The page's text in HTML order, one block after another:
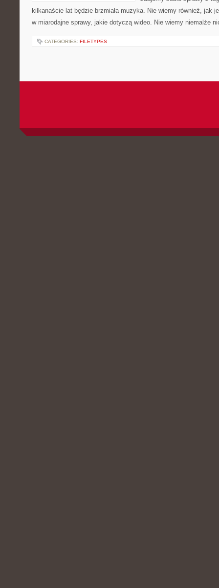
kilkanaście lat będzie brzmiała muzyka. Nie wiemy również, jak
w miarodajne sprawy, jakie dotyczą wideo. Nie wiemy niemalże
CATEGORIES: FILETYPES